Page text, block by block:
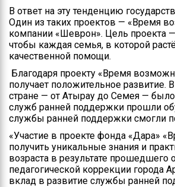
В ответ на эту тенденцию
Один из таких проектов — «Время
компании «Шеврон». Цель проекта
чтобы каждая семья, в которой
качественной помощи.
Благодаря проекту «Время
получает положительное развитие.
стране — от Атырау до Семея —
служб ранней поддержки прошли
службы ранней поддержки смогли
«Участие в проекте фонда «Дара»
получить уникальные знания и
возраста в результате прошедшего
педагогической коррекции
вклад в развитие службы ранней